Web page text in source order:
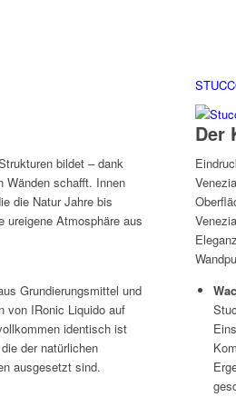
bildet – dank
Wänden schafft. Innen
die Natur Jahre bis
ureigene Atmosphäre aus
Grundierungsmittel und
von IRonic Liquido auf
identisch ist
der natürlichen
ausgesetzt sind.
Der